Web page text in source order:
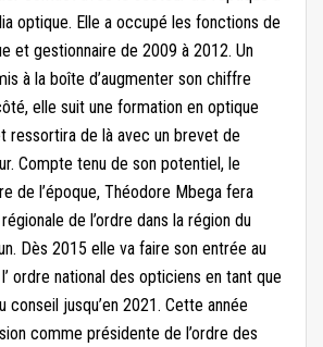
optique. Elle a occupé les fonctions de
et gestionnaire de 2009 à 2012. Un
à la boîte d’augmenter son chiffre
elle suit une formation en optique
ressortira de là avec un brevet de
Compte tenu de son potentiel, le
de l’époque, Théodore Mbega fera
de l’ordre dans la région du
Dès 2015 elle va faire son entrée au
ordre national des opticiens en tant que
conseil jusqu’en 2021. Cette année
comme présidente de l’ordre des